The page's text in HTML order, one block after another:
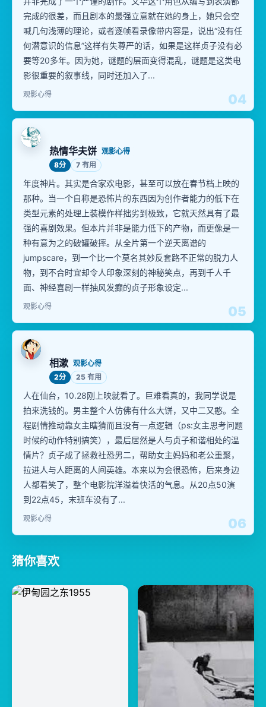
04
完成的很差，而且剧本的最强立意就在她的身上，她只会空
喊几句浅薄的理论，或者逐帧看录像带内容是，说出“没有任
何潜意识的信息”这样有失尊严的话，如果是这样贞子没有必
要等20多年。因为她，谜题的层面变得混乱，谜题是这类电
影很重要的叙事线，同时还加入了...
观影心得
05
热情华夫饼 观影心得
8分
7 有用
年度神片。其实是合家欢电影，甚至可以放在春节档上映的
那种。当一个自称是恐怖片的东西因为创作者能力的低下在
类型元素的处理上装模作样拙劣到极致，它就天然具有了最
强的喜剧效果。但本片并非是能力低下的产物，而更像是一
种有意为之的破罐破摔。从全片第一个逆天离谱的
jumpscare，到一个比一个莫名其妙反套路不正常的脱力人
物，到不合时宜却令人印象深刻的神秘笑点，再到千人千
面、神经喜剧一样抽风发癫的贞子形象设定...
观影心得
06
相漱 观影心得
2分
25 有用
人在仙台，10.28刚上映就看了。巨难看真的，我同学说是
拍来洗钱的。男主整个人仿佛有什么大饼，又中二又憨。全
程剧情推动靠女主瞎猜而且没有一点逻辑（ps:女主思考问题
时候的动作特别搞笑），最后居然是人与贞子和谐相处的温
情片？贞子成了拯救社恐男二，帮助女主妈妈和老公重聚，
拉进人与人距离的人间英雄。本来以为会很恐怖，后来身边
人都看笑了，整个电影院洋溢着快活的气息。从20点50演
到22点45，末班车没有了...
观影心得
猜你喜欢